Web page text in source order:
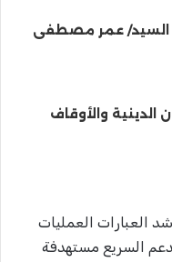
السيد/ عمر مصطفى
الدينية والأوقاف
العبارات العمليات
السريع مستهدفة